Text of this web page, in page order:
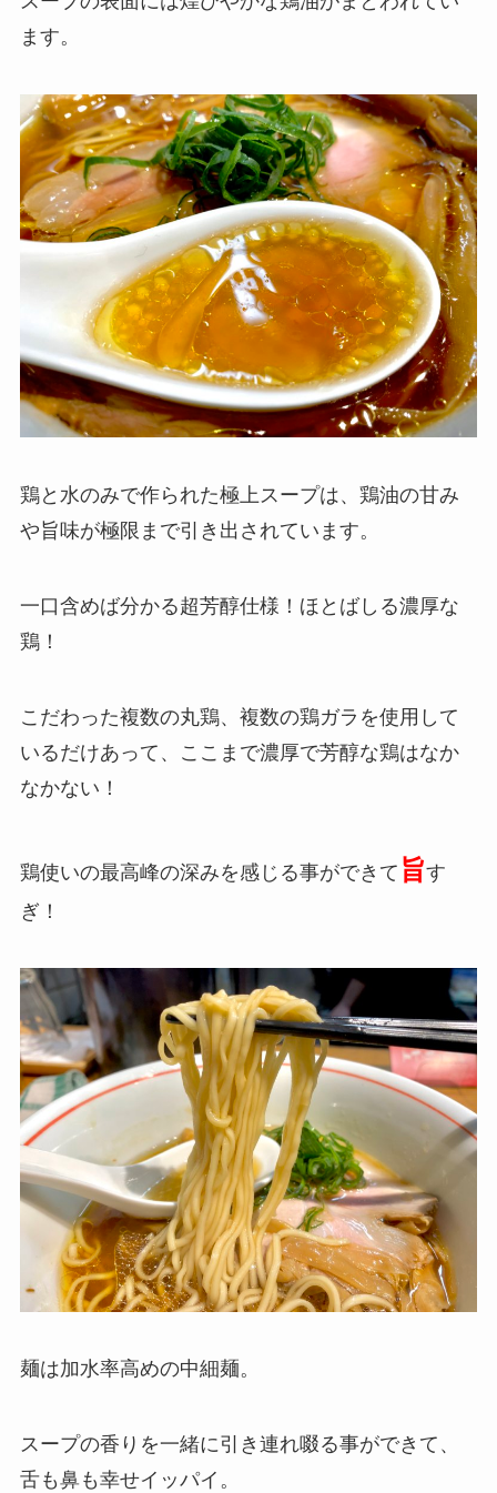
ます。
鶏と水のみで作られた極上スープは、鶏油の甘み
や旨味が極限まで引き出されています。
一口含めば分かる超芳醇仕様！ほとばしる濃厚な
鶏！
こだわった複数の丸鶏、複数の鶏ガラを使用して
いるだけあって、ここまで濃厚で芳醇な鶏はなか
なかない！
鶏使いの最高峰の深みを感じる事ができて 旨す
ぎ！
麺は加水率高めの中細麺。
スープの香りを一緒に引き連れ啜る事ができて、
舌も鼻も幸せイッパイ。